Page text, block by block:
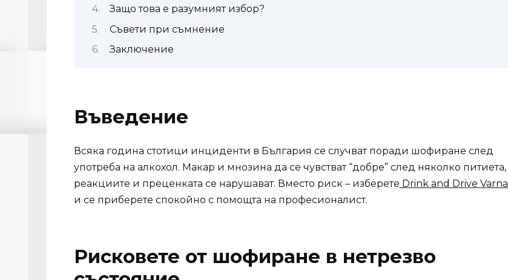
Защо това е разумният избор?
Съвети при съмнение
Заключение
Въведение
Всяка година стотици инциденти в България се случват поради шофиране след
употреба на алкохол. Макар и мнозина да се чувстват “добре” след няколко питиета,
реакциите и преценката се нарушават. Вместо риск – изберете Drink and Drive Varna
и се приберете спокойно с помощта на професионалист.
Рисковете от шофиране в нетрезво